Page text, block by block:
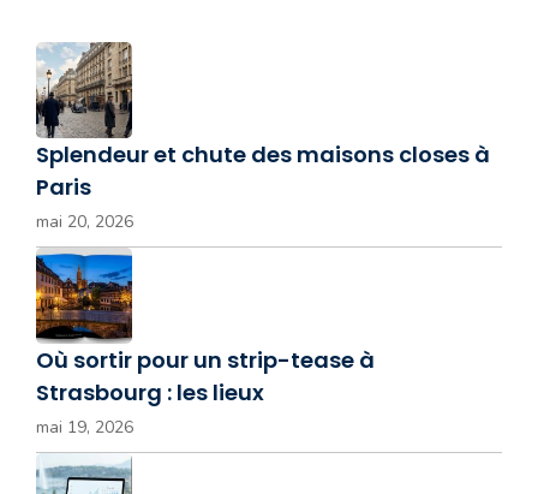
Splendeur et chute des maisons closes à
Paris
mai 20, 2026
Où sortir pour un strip-tease à
Strasbourg : les lieux
mai 19, 2026